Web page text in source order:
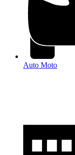
Auto Moto